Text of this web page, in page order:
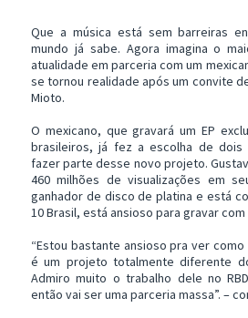
Que a música está sem barreiras
mundo já sabe. Agora imagina o
atualidade em parceria com um
se tornou realidade após um convite
Mioto.
O mexicano, que gravará um EP
brasileiros, já fez a escolha de dois
fazer parte desse novo projeto.
460 milhões de visualizações em
ganhador de disco de platina e está
10 Brasil, está ansioso para gravar com
“Estou bastante ansioso pra ver
é um projeto totalmente diferente
Admiro muito o trabalho dele no
então vai ser uma parceria massa”. –